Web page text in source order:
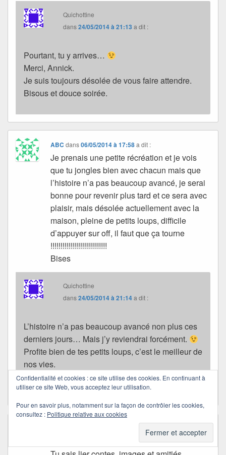
Quichottine
dans24/05/2014 à 21:13 a dit :
Pourtant, tu y arrives…
Merci, Annick.
Je suis toujours désolée de vous faire attendre.
Bisous et douce soirée.
ABC dans06/05/2014 à 17:58 a dit :
Je prenais une petite récréation et je vois
que tu jongles bien avec chacun mais que
l’histoire n’a pas beaucoup avancé, je serai
bonne pour revenir plus tard et ce sera avec
plaisir, mais désolée actuellement avec la
maison, pleine de petits loups, difficile
d’appuyer sur off, il faut que ça tourne
!!!!!!!!!!!!!!!!!!!!!!!!!!!!
Bises
Quichottine
dans24/05/2014 à 21:14a dit :
L’histoire n’a pas beaucoup avancé non plus ces
derniers jours… Mais j’y reviendrai forcément.
Profite bien de tes petits loups, c’est le meilleur de
nos vies.
Bises et douce soirée.
06/05/2014 à 18:28
Passionnant, une véritable merveille…
Confidentialité et cookies : ce site utilise des cookies. En continuant à
utiliser ce site Web, vous acceptez leur utilisation.
Pour en savoir plus, notamment sur la façon de contrôler les cookies,
consultez : Politique relative aux cookies